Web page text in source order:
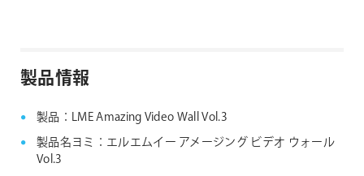
製品情報
製品：LME Amazing Video Wall Vol.3
製品名ヨミ：エルエムイー アメージング ビデオ ウォール
Vol.3